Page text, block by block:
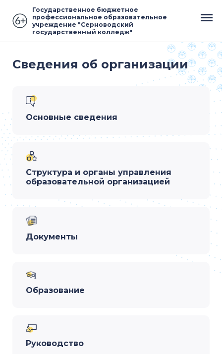
Государственное бюджетное
профессиональное образовательное
учреждение "Серноводский
государственный колледж"
Сведения об организации
Основные сведения
Структура и органы управления
образовательной организацией
Документы
Образование
Руководство